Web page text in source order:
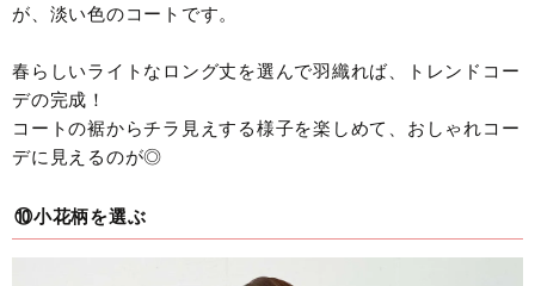
が、淡い色のコートです。
春らしいライトなロング丈を選んで羽織れば、トレンドコー
デの完成！
コートの裾からチラ見えする様子を楽しめて、おしゃれコー
デに見えるのが◎
⑩小花柄を選ぶ